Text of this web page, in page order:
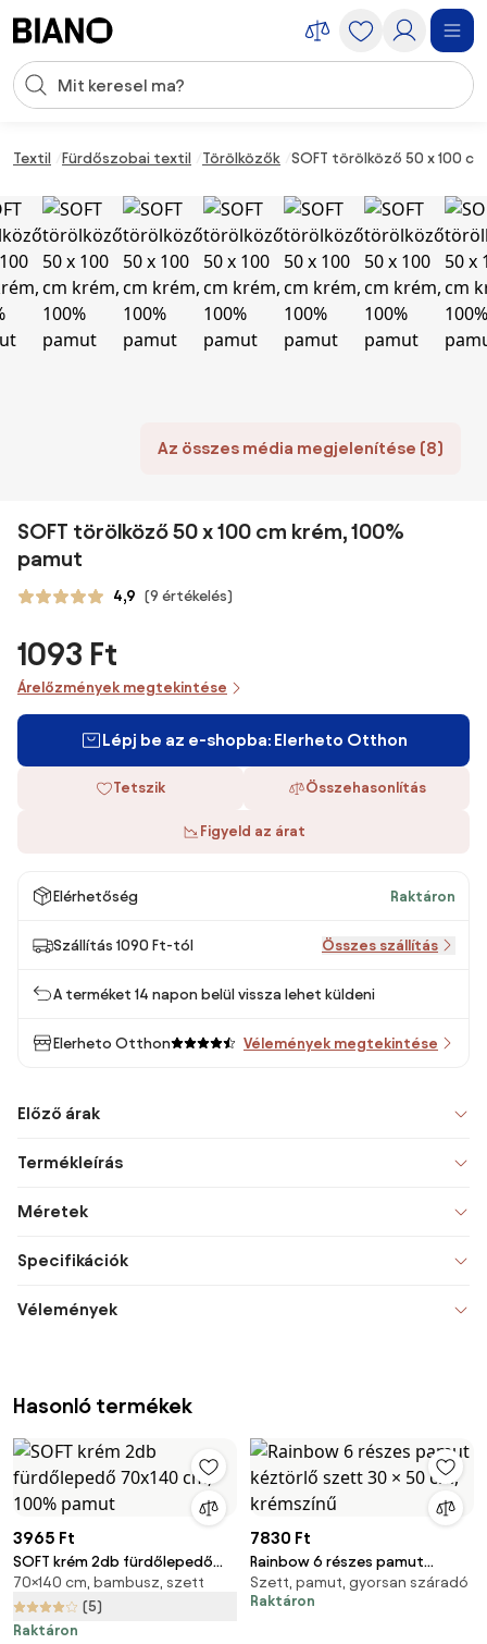
Keresési bevitel
Textil Fürdőszobai textil Törölközők SOFT törölköző 50 x 100
Az összes média megjelenítése (8)
SOFT törölköző 50 x 100 cm krém, 100%
pamut
4,9 (9 értékelés)
1093 Ft
Árelőzmények megtekintése
Lépj be az e-shopba: Elerheto Otthon
Tetszik Összehasonlítás
Figyeld az árat
Elérhetőség Raktáron
Szállítás 1090 Ft-tól Összes szállítás
A terméket 14 napon belül vissza lehet küldeni
Elerheto Otthon Vélemények megtekintése
Előző árak
Termékleírás
Méretek
Specifikációk
Vélemények
Hasonló termékek
3965 Ft
SOFT krém 2db fürdőlepedő
70x140 cm, 100% pamut
70×140 cm, bambusz, szett
(5)
Raktáron
7830 Ft
Rainbow 6 részes pamut
kéztörlő szett 30 × 50 cm,
krémszínű
Szett, pamut, gyorsan száradó
Raktáron